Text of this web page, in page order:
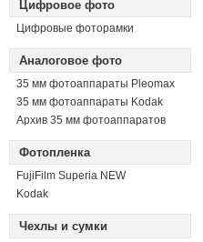
Цифровое фото
Цифровые фоторамки
Аналоговое фото
35 мм фотоаппараты Pleomax
35 мм фотоаппараты Kodak
Архив 35 мм фотоаппаратов
Фотопленка
FujiFilm Superia NEW
Kodak
Чехлы и сумки